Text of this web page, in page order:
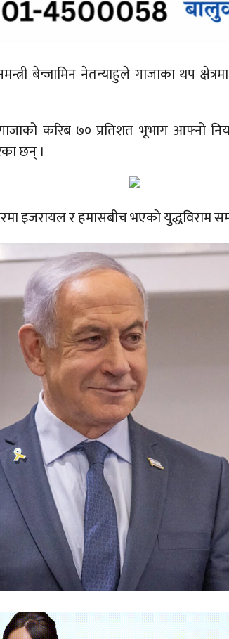
बेन्जामिन नेतन्याहुले गाजाका थप
करिब ७० प्रतिशत भूभाग आफ्नो
छन् ।
इजरायल र हमासबीच भएको युद्धविराम